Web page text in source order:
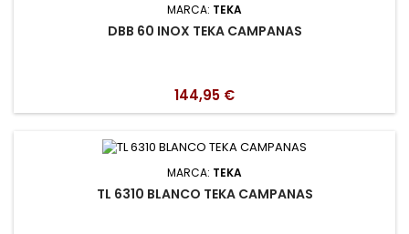
MARCA: TEKA
DBB 60 INOX TEKA CAMPANAS
144,95 €
MARCA: TEKA
TL 6310 BLANCO TEKA CAMPANAS